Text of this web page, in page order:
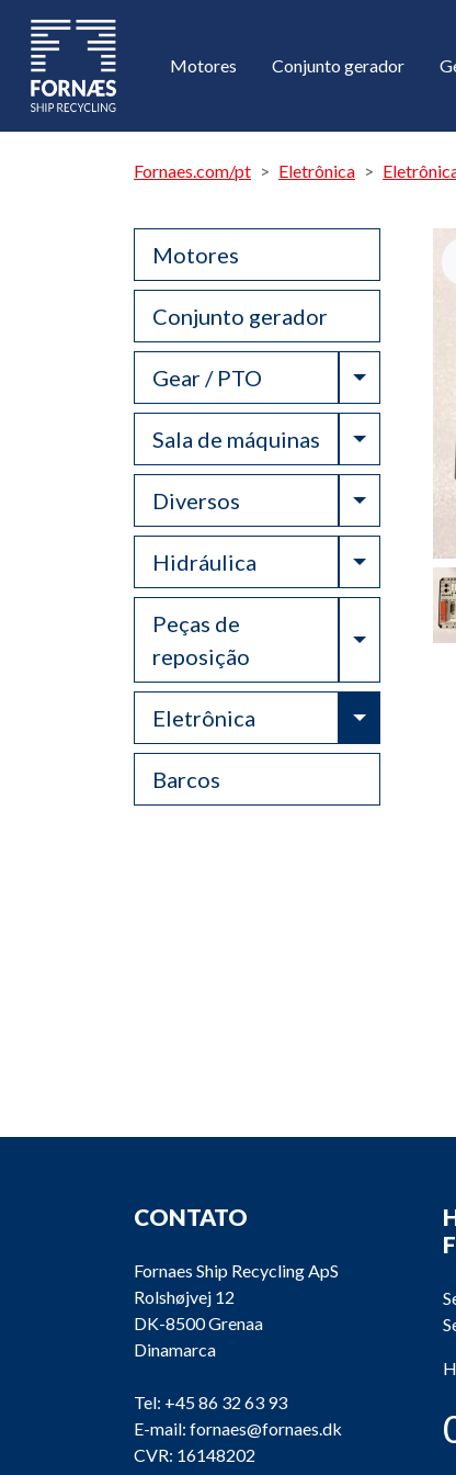
Motores Conjunto gerador
Fornaes.com/pt Eletrônica
Motores
Conjunto gerador
Gear / PTO Toggle
Sala de máquinas Toggle
Diversos Toggle
Hidráulica Toggle
Peças de
reposição
Toggle
Eletrônica Toggle
Barcos
CONTATO
Fornaes Ship Recycling ApS
Rolshøjvej 12
DK-8500 Grenaa
Dinamarca
Tel: +45 86 32 63 93
E-mail: fornaes@fornaes.dk
CVR: 16148202